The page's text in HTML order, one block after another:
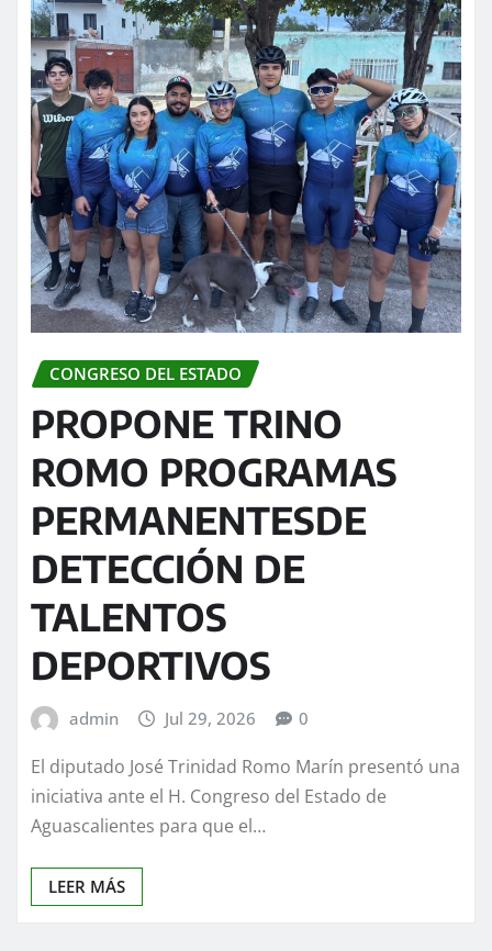
CONGRESO DEL ESTADO
PROPONE TRINO
ROMO PROGRAMAS
PERMANENTESDE
DETECCIÓN DE
TALENTOS
DEPORTIVOS
admin Jul 29, 2026 0
El diputado José Trinidad Romo Marín presentó una
iniciativa ante el H. Congreso del Estado de
Aguascalientes para que el…
LEER MÁS